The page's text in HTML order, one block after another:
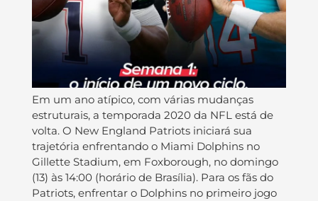
Em um ano atípico, com várias mudanças
estruturais, a temporada 2020 da NFL está de
volta. O New England Patriots iniciará sua
trajetória enfrentando o Miami Dolphins no
Gillette Stadium, em Foxborough, no domingo
(13) às 14:00 (horário de Brasília). Para os fãs do
Patriots, enfrentar o Dolphins no primeiro jogo